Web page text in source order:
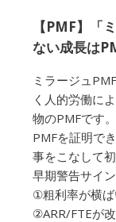
【PMF】「
ない成長は
ミラージュ
く人的労働に
物のPMFです
PMFを証明で
事をこなして
早期警告サイン
①粗利率が横
②ARR/FTEが